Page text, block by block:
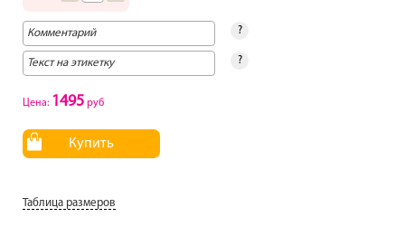
?
?
Цена: 1495 руб
Купить
Таблица размеров